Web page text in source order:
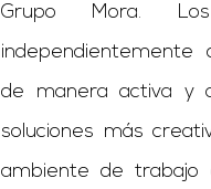
Grupo Mora.
independientemente
de manera activa y
soluciones más
ambiente de